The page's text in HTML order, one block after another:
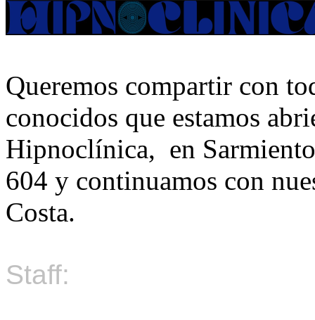
Queremos compartir con
conocidos que estamos
Hipnoclínica, en
604 y continuamos con
Costa.
Staff: